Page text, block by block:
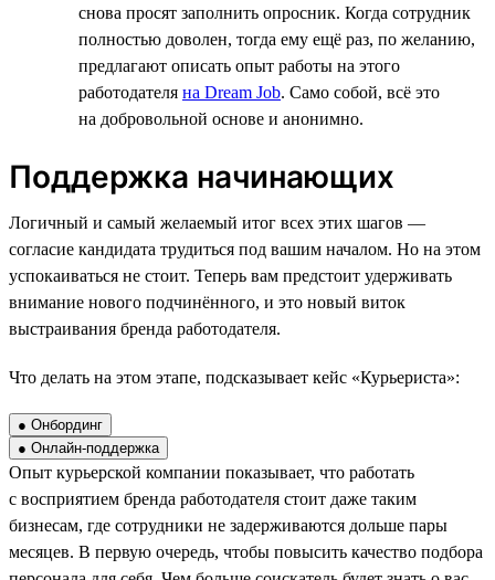
снова просят заполнить опросник. Когда сотрудник
полностью доволен, тогда ему ещё раз, по желанию,
предлагают описать опыт работы на этого
работодателя на Dream Job. Само собой, всё это
на добровольной основе и анонимно.
Поддержка начинающих
Логичный и самый желаемый итог всех этих шагов —
согласие кандидата трудиться под вашим началом. Но на этом
успокаиваться не стоит. Теперь вам предстоит удерживать
внимание нового подчинённого, и это новый виток
выстраивания бренда работодателя.
Что делать на этом этапе, подсказывает кейс «Курьериста»:
● Онбординг
● Онлайн-поддержка
Опыт курьерской компании показывает, что работать
с восприятием бренда работодателя стоит даже таким
бизнесам, где сотрудники не задерживаются дольше пары
месяцев. В первую очередь, чтобы повысить качество подбора